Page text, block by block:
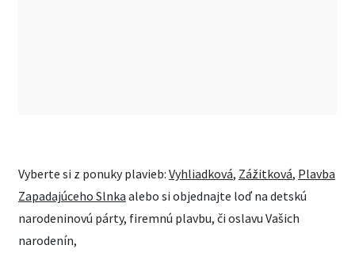
Vyberte si z ponuky plavieb: Vyhliadková, Zážitková, Plavba
Zapadajúceho Slnka alebo si objednajte loď na detskú
narodeninovú párty, firemnú plavbu, či oslavu Vašich
narodenín,